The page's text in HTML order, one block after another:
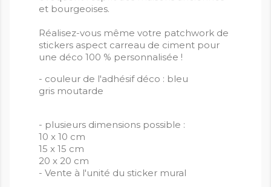
et bourgeoises.
Réalisez-vous même votre patchwork de
stickers aspect carreau de ciment pour
une déco 100 % personnalisée !
- couleur de l'adhésif déco : bleu
gris moutarde
- plusieurs dimensions possible :
10 x 10 cm
15 x 15 cm
20 x 20 cm
- Vente à l'unité du sticker mural